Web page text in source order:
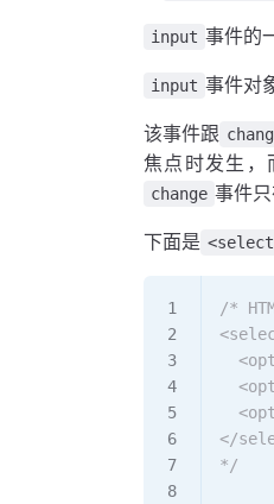
input 事件的
input 事件对
该事件跟
焦点时发生，
change 事件
下面是
/*
</
*/